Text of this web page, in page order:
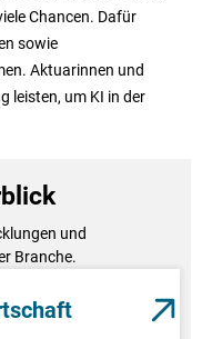
Chancen. Dafür
sowie
Aktuarinnen und
leisten, um KI in der
und
Branche.